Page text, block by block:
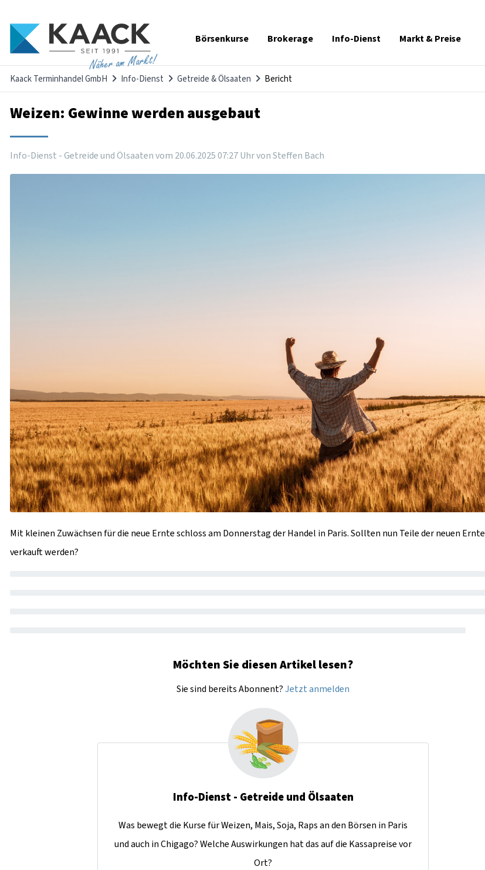
Näher am Markt!
Navigation
Börsenkurse Brokerage Info-Dienst Markt & Preise
Kaack Terminhandel GmbH Info-Dienst Getreide & Ölsaaten Bericht
Weizen: Gewinne werden ausgebaut
Info-Dienst - Getreide und Ölsaaten vom 20.06.202507:27Uhrvon Steffen Bach
Mit kleinen Zuwächsen für die neue Ernte schloss am Donnerstag der Handel in Paris. Sollten nun Teile der neuen Ernte
verkauft werden?
Möchten Sie diesen Artikel lesen?
Sie sind bereits Abonnent?Jetzt anmelden
Info-Dienst - Getreide und Ölsaaten
Was bewegt die Kurse für Weizen, Mais, Soja, Raps an den Börsen in Paris
und auch in Chigago? Welche Auswirkungen hat das auf die Kassapreise vor
Ort?